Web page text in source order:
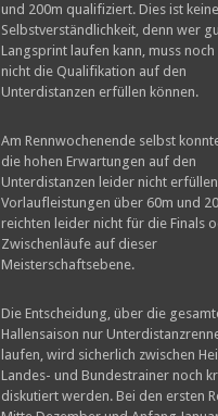
und 200m qualifiziert. Dies ist keine
Selbstverständlichkeit, denn wer
Langsprint laufen kann, muss noch
nicht die Qualifikation auf den
Unterdistanzen erfüllen können.
Am Rennwochenende selbst
die hohen Erwartungen auf den
Unterdistanzen leider nicht
Vorlaufleistungen über 60m und
reichten leider nicht für die Finals
Zwischenläufe auf dieser
Meisterschaftsebene.
Die Entscheidung, über die
Hallensaison nur
laufen, wird sicherlich zwischen
Landes- und Bundestrainer noch
diskutiert werden. Bei den ersten